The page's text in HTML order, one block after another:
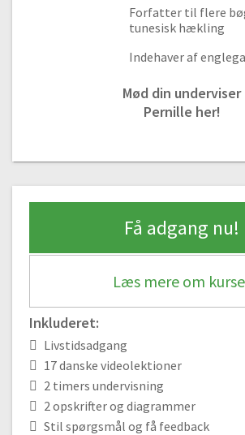
Forfatter til flere
tunesisk hækling
Indehaver af
Mød din underviser
Pernille her!
Få adgang nu!
Læs mere om
Inkluderet:
Livstidsadgang
17 danske videolektioner
2 timers undervisning
2 opskrifter og diagrammer
Stil spørgsmål og få feedback
Gratis video
05:00
#2 Tunesisk ret samt hvordan du får pæne
03:51
#3 Melerede striber i tunesisk hækling
#4 Sådan laver du melerede striber med tre
06:07
02:28
#6 Aflukning med fastmasker i tunesisk hækling
#7 Hvorfor ruller kanten i tunesisk hækling og